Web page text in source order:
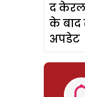
द
के बाद
अपडेट